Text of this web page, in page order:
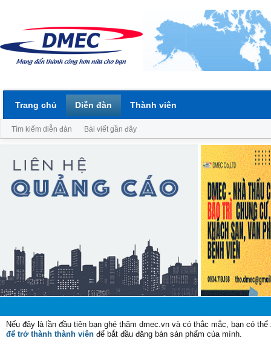
Nếu đây là lần đầu tiên bạn ghé thăm dmec.vn và có thắc mắc, bạn có
để trở thành thành viên để bắt đầu đăng bán sản phẩm của mình.
Trang chủ Diễn đàn
Tìm kiếm diễn đàn Bài viết gần đây
Thành viên